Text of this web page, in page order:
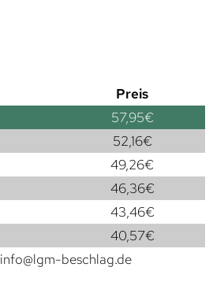
Preis
57,95€
52,16€
49,26€
46,36€
43,46€
40,57€
info@lgm-beschlag.de